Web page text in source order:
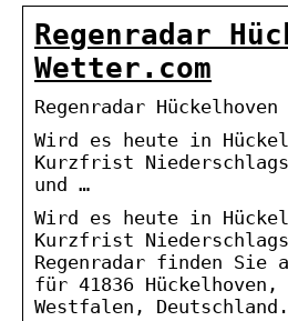
Regenradar
Wetter.com
Regenradar
Wird es heute in
Kurzfrist
und …
Wird es heute in
Kurzfrist
Regenradar finden Sie
für 41836 Hückelhoven,
Westfalen, Deutschland.